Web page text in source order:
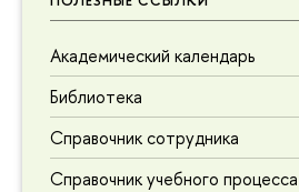
Академический календарь
Библиотека
Справочник сотрудника
Справочник учебного процесса